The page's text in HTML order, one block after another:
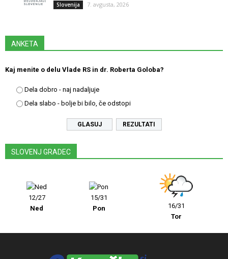
Slovenija 7. avgusta, 2026
ANKETA
Kaj menite o delu Vlade RS in dr. Roberta Goloba?
Dela dobro - naj nadaljuje
Dela slabo - bolje bi bilo, če odstopi
REZULTATI
SLOVENJ GRADEC
12/27
Ned
15/31
Pon
16/31
Tor